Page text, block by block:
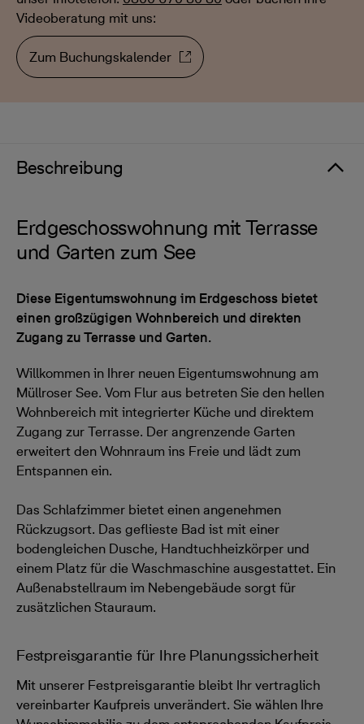
Videoberatung mit uns:
Zum Buchungskalender
Beschreibung
Erdgeschosswohnung mit Terrasse
und Garten zum See
Diese Eigentumswohnung im Erdgeschoss bietet
einen großzügigen Wohnbereich und direkten
Zugang zu Terrasse und Garten.
Willkommen in Ihrer neuen Eigentumswohnung am
Müllroser See. Vom Flur aus betreten Sie den hellen
Wohnbereich mit integrierter Küche und direktem
Zugang zur Terrasse. Der angrenzende Garten
erweitert den Wohnraum ins Freie und lädt zum
Entspannen ein.
Das Schlafzimmer bietet einen angenehmen
Rückzugsort. Das geflieste Bad ist mit einer
bodengleichen Dusche, Handtuchheizkörper und
einem Platz für die Waschmaschine ausgestattet. Ein
Außenabstellraum im Nebengebäude sorgt für
zusätzlichen Stauraum.
Festpreisgarantie für Ihre Planungssicherheit
Mit unserer Festpreisgarantie bleibt Ihr vertraglich
vereinbarter Kaufpreis unverändert. Sie wählen Ihre